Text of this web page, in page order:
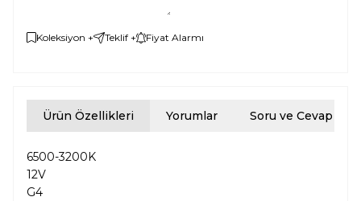
Koleksiyon + Teklif + Fiyat Alarmı
Ürün Özellikleri Yorumlar Soru ve Cevap
6500-3200K
12V
G4